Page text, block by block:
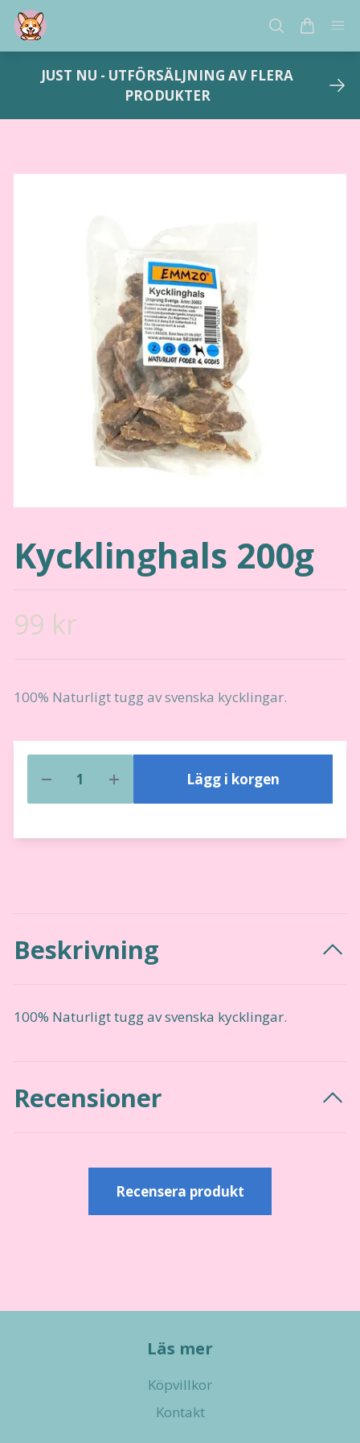
JUST NU - UTFÖRSÄLJNING AV FLERA
PRODUKTER
Kycklinghals 200g
99 kr
100% Naturligt tugg av svenska kycklingar.
Lägg i korgen
Beskrivning
100% Naturligt tugg av svenska kycklingar.
Recensioner
Recensera produkt
Läs mer
Köpvillkor
Kontakt